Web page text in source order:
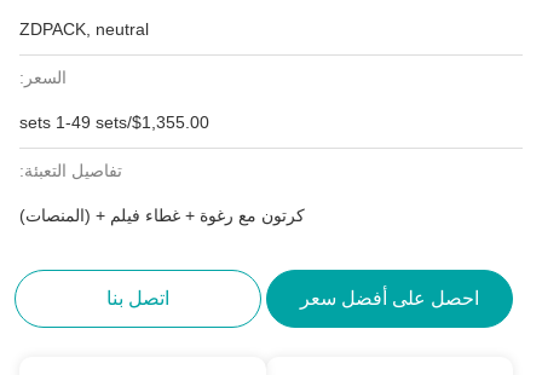
ZDPACK, neutral
السعر:
$1,355.00/sets 1-49 sets
تفاصيل التعبئة:
كرتون مع رغوة + غطاء فيلم + (المنصات)
احصل على أفضل سعر اتصل بنا